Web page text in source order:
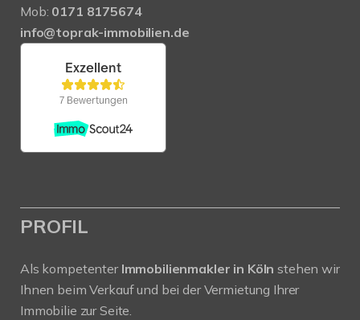
Mob: 0171 8175674
info@toprak-immobilien.de
PROFIL
Als kompetenter Immobilienmakler in Köln stehen wir
Ihnen beim Verkauf und bei der Vermietung Ihrer
Immobilie zur Seite.